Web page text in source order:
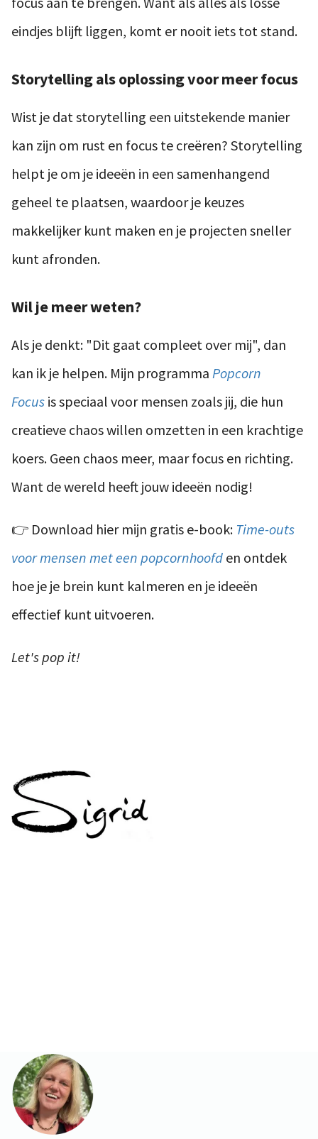
eindjes blijft liggen, komt er nooit iets tot stand.
Storytelling als oplossing voor meer focus
Wist je dat storytelling een uitstekende manier
kan zijn om rust en focus te creëren? Storytelling
helpt je om je ideeën in een samenhangend
geheel te plaatsen, waardoor je keuzes
makkelijker kunt maken en je projecten sneller
kunt afronden.
Wil je meer weten?
Als je denkt: "Dit gaat compleet over mij", dan
kan ik je helpen. Mijn programma Popcorn
Focus is speciaal voor mensen zoals jij, die hun
creatieve chaos willen omzetten in een krachtige
koers. Geen chaos meer, maar focus en richting.
Want de wereld heeft jouw ideeën nodig!
👉 Download hier mijn gratis e-book: Time-outs
voor mensen met een popcornhoofd en ontdek
hoe je je brein kunt kalmeren en je ideeën
effectief kunt uitvoeren.
Let's pop it!